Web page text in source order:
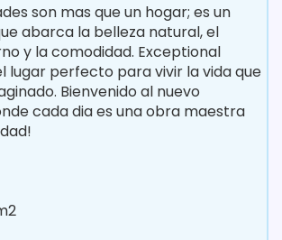
son mas que un hogar; es un
abarca la belleza natural, el
y la comodidad. Exceptional
lugar perfecto para vivir la vida que
Bienvenido al nuevo
cada dia es una obra maestra